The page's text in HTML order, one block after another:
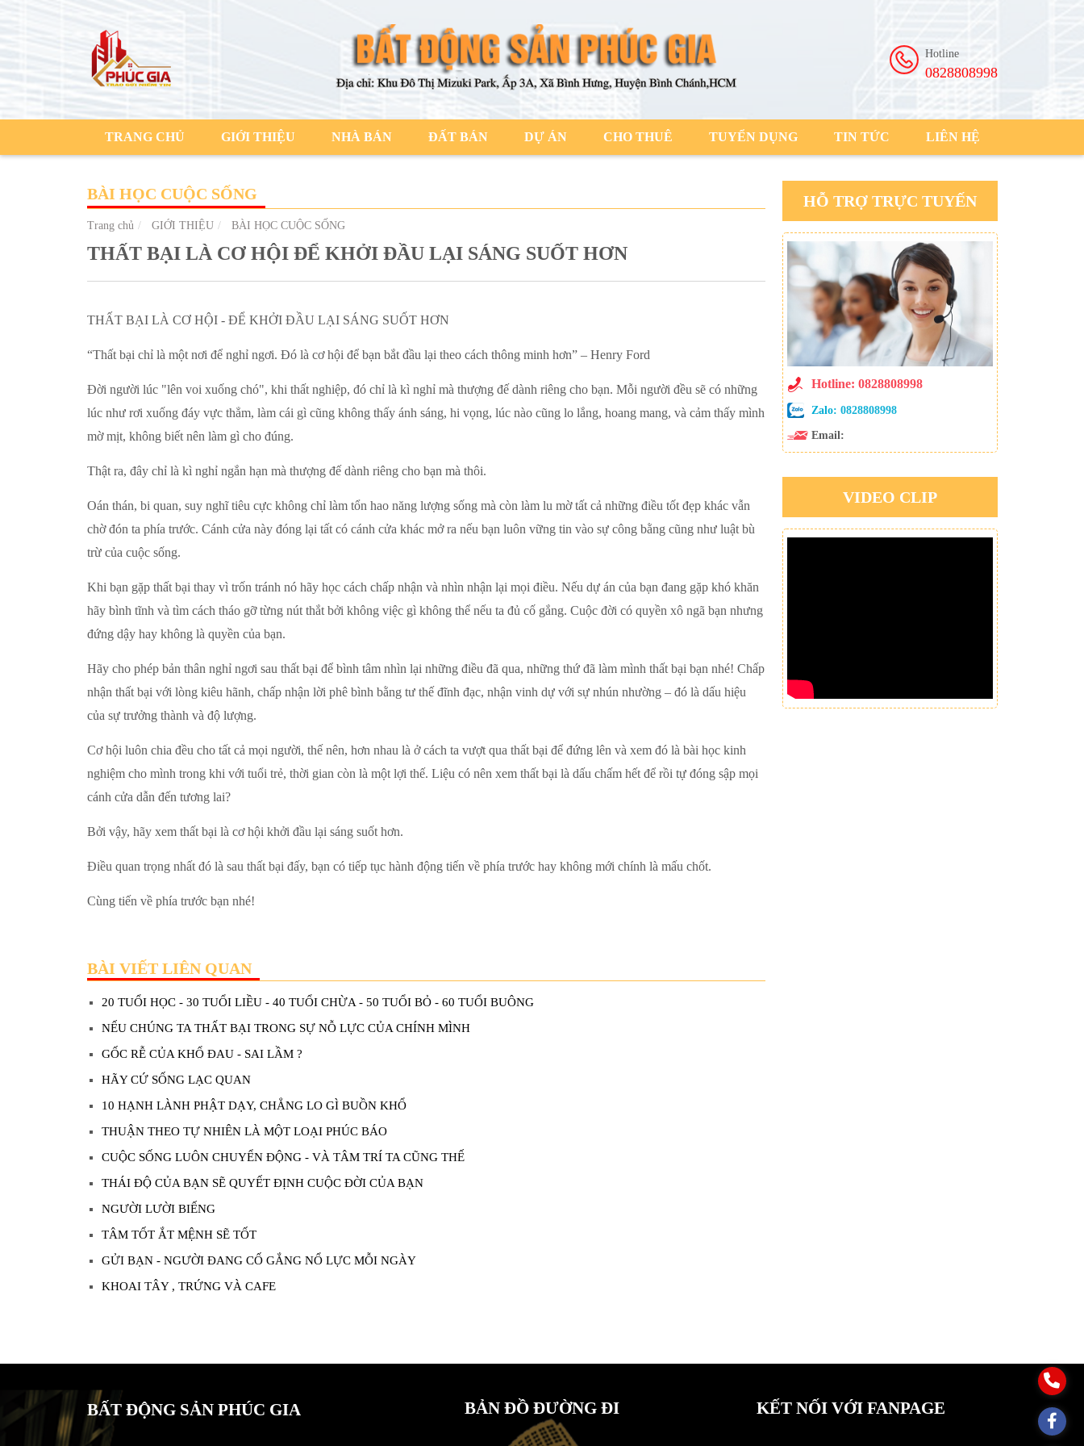
Hotline
0828808998
TRANG CHỦ GIỚI THIỆU NHÀ BÁN ĐẤT BÁN DỰ ÁN CHO THUÊ TUYỂN DỤNG TIN TỨC LIÊN HỆ
BÀI HỌC CUỘC SỐNG
Trang chủ GIỚI THIỆU BÀI HỌC CUỘC SỐNG
THẤT BẠI LÀ CƠ HỘI ĐỂ KHỞI ĐẦU LẠI SÁNG SUỐT HƠN
THẤT BẠI LÀ CƠ HỘI - ĐỂ KHỞI ĐẦU LẠI SÁNG SUỐT HƠN
“Thất bại chỉ là một nơi để nghỉ ngơi. Đó là cơ hội để bạn bắt đầu lại theo cách thông minh hơn” – Henry Ford
Đời người lúc "lên voi xuống chó", khi thất nghiệp, đó chỉ là kì nghỉ mà thượng đế dành riêng cho bạn. Mỗi người đều sẽ có những
lúc như rơi xuống đáy vực thẳm, làm cái gì cũng không thấy ánh sáng, hi vọng, lúc nào cũng lo lắng, hoang mang, và cảm thấy mình
mờ mịt, không biết nên làm gì cho đúng.
Thật ra, đây chỉ là kì nghỉ ngắn hạn mà thượng đế dành riêng cho bạn mà thôi.
Oán thán, bi quan, suy nghĩ tiêu cực không chỉ làm tổn hao năng lượng sống mà còn làm lu mờ tất cả những điều tốt đẹp khác vẫn
chờ đón ta phía trước. Cánh cửa này đóng lại tất có cánh cửa khác mở ra nếu bạn luôn vững tin vào sự công bằng cũng như luật bù
trừ của cuộc sống.
Khi bạn gặp thất bại thay vì trốn tránh nó hãy học cách chấp nhận và nhìn nhận lại mọi điều. Nếu dự án của bạn đang gặp khó khăn
hãy bình tĩnh và tìm cách tháo gỡ từng nút thắt bởi không việc gì không thể nếu ta đủ cố gắng. Cuộc đời có quyền xô ngã bạn nhưng
đứng dậy hay không là quyền của bạn.
Hãy cho phép bản thân nghỉ ngơi sau thất bại để bình tâm nhìn lại những điều đã qua, những thứ đã làm mình thất bại bạn nhé! Chấp
nhận thất bại với lòng kiêu hãnh, chấp nhận lời phê bình bằng tư thế đĩnh đạc, nhận vinh dự với sự nhún nhường – đó là dấu hiệu
của sự trưởng thành và độ lượng.
Cơ hội luôn chia đều cho tất cả mọi người, thế nên, hơn nhau là ở cách ta vượt qua thất bại để đứng lên và xem đó là bài học kinh
nghiệm cho mình trong khi với tuổi trẻ, thời gian còn là một lợi thế. Liệu có nên xem thất bại là dấu chấm hết để rồi tự đóng sập mọi
cánh cửa dẫn đến tương lai?
Bởi vậy, hãy xem thất bại là cơ hội khởi đầu lại sáng suốt hơn.
Điều quan trọng nhất đó là sau thất bại đấy, bạn có tiếp tục hành động tiến về phía trước hay không mới chính là mấu chốt.
Cùng tiến về phía trước bạn nhé!
BÀI VIẾT LIÊN QUAN
20 TUỔI HỌC - 30 TUỔI LIỀU - 40 TUỔI CHỪA - 50 TUỔI BỎ - 60 TUỔI BUÔNG
NẾU CHÚNG TA THẤT BẠI TRONG SỰ NỖ LỰC CỦA CHÍNH MÌNH
GỐC RỄ CỦA KHỔ ĐAU - SAI LẦM ?
HÃY CỨ SỐNG LẠC QUAN
10 HẠNH LÀNH PHẬT DẠY, CHẲNG LO GÌ BUỒN KHỔ
THUẬN THEO TỰ NHIÊN LÀ MỘT LOẠI PHÚC BÁO
CUỘC SỐNG LUÔN CHUYỂN ĐỘNG - VÀ TÂM TRÍ TA CŨNG THẾ
THÁI ĐỘ CỦA BẠN SẼ QUYẾT ĐỊNH CUỘC ĐỜI CỦA BẠN
NGƯỜI LƯỜI BIẾNG
TÂM TỐT ẮT MỆNH SẼ TỐT
GỬI BẠN - NGƯỜI ĐANG CỐ GẮNG NỔ LỰC MỖI NGÀY
KHOAI TÂY , TRỨNG VÀ CAFE
HỖ TRỢ TRỰC TUYẾN
Hotline: 0828808998
Zalo: 0828808998
Email:
VIDEO CLIP
BẤT ĐỘNG SẢN PHÚC GIA BẢN ĐỒ ĐƯỜNG ĐI KẾT NỐI VỚI FANPAGE